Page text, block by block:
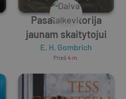
Pasaulio istorija
jaunam skaitytojui
E. H. Gombrich
Prieš 4 m.